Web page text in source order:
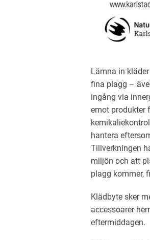
Lämna in
fina plagg –
ingång via
emot produkter
hantera
Tillverkningen
miljön och att
plagg kommer,
Klädbyte sker
accessoarer
eftermiddagen.